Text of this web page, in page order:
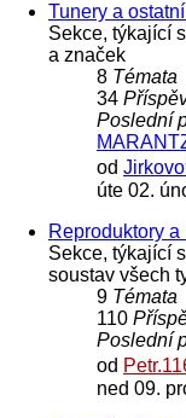
Tunery a
Sekce, týkající
a značek
8 Témata
34
Poslední
od
úte 02.
Reproduktory
Sekce, týkající
soustav všech
9 Témata
110
Poslední
od
ned 09.